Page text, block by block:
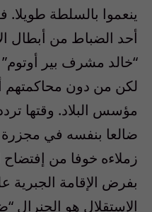
أحد الضباط من أبطال
“خالد مشرف بير
لكن من دون محاكمتهم
مؤسس البلاد. وقتها
ضالعا بنفسه في
زملاءه خوفا من إفتضاح
بفرض الإقامة
الإستقلال هو الجنرال